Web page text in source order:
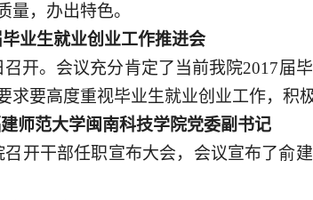
量，办出特色。
毕业生就业创业工作推进会
开。 会议充分肯定了当前我院2017届
求要高度重视毕业生就业创业工作，积
师范大学闽南科技学院党委副书记
召开干部任职宣布大会，会议宣布了俞